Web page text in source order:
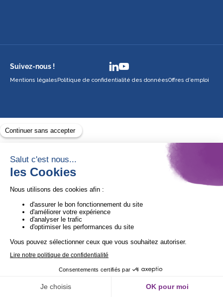
Suivez-nous !
Mentions légalesPolitique de confidentialité des donnéesOffres d’emploi
1ère Organisation de l’ESS certifiée Quali’OP